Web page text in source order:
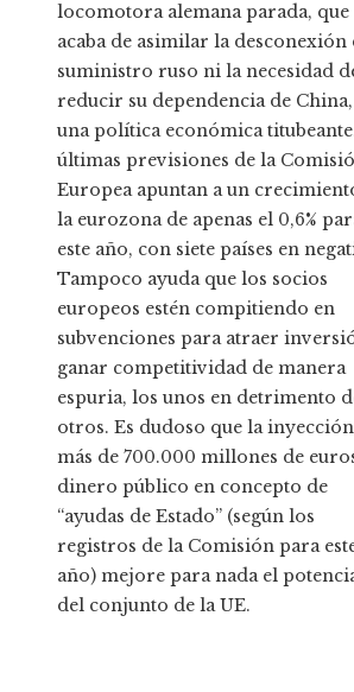
locomotora alemana parada, que
acaba de asimilar la desconexión
suministro ruso ni la necesidad
reducir su dependencia de
una política económica
últimas previsiones de la
Europea apuntan a un
la eurozona de apenas el 0,6%
este año, con siete países en
Tampoco ayuda que los socios
europeos estén compitiendo en
subvenciones para atraer
ganar competitividad de manera
espuria, los unos en detrimento
otros. Es dudoso que la
más de 700.000 millones de
dinero público en concepto de
“ayudas de Estado” (según los
registros de la Comisión para
año) mejore para nada el
del conjunto de la UE.